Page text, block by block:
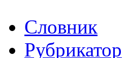
Словник
Рубрикатор